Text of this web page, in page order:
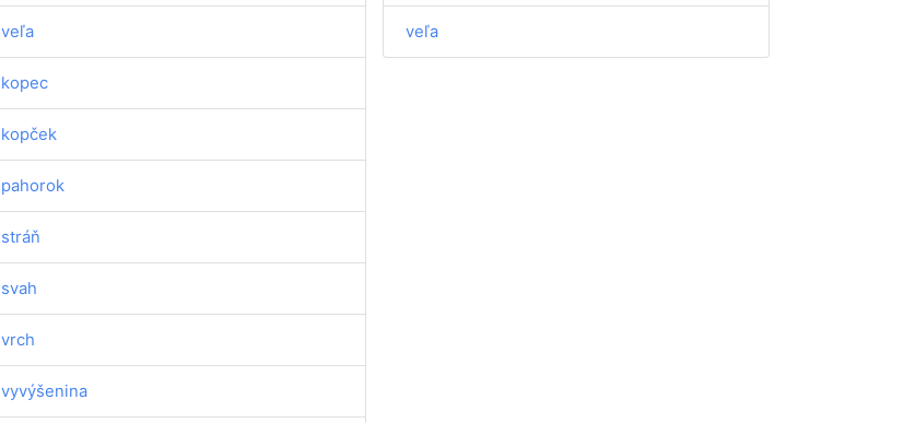
veľa
kopec
kopček
pahorok
stráň
svah
vrch
vyvýšenina
veľa